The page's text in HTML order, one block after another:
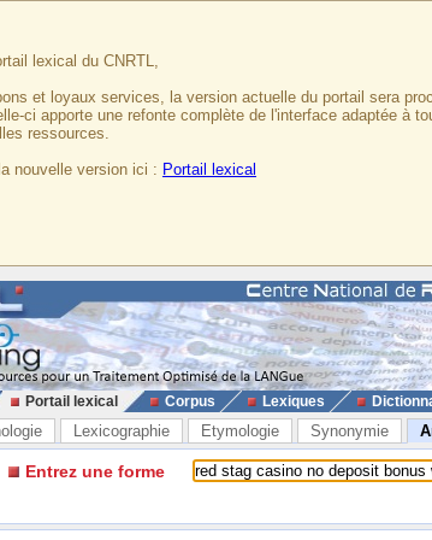
lexical du CNRTL,
et loyaux services, la version actuelle du portail sera
ci apporte une refonte complète de l'interface adaptée à
ressources.
nouvelle version ici : Portail lexical
Portail lexical Corpus Lexiques
Lexicographie Etymologie Synonymie
Entrez une forme